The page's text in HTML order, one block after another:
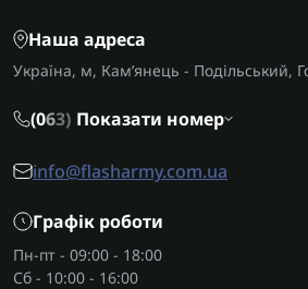
Наша адреса
Україна, м, Кам’янець - Подільський,
(063) Показати номер
info@flasharmy.com.ua
Графік роботи
Пн-пт - 09:00 - 18:00
Сб - 10:00 - 16:00